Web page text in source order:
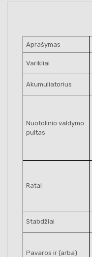
Aprašymas
Varikliai
Akumuliatorius
Nuotolinio valdymo
pultas
Ratai
Stabdžiai
Pavaros ir (arba)